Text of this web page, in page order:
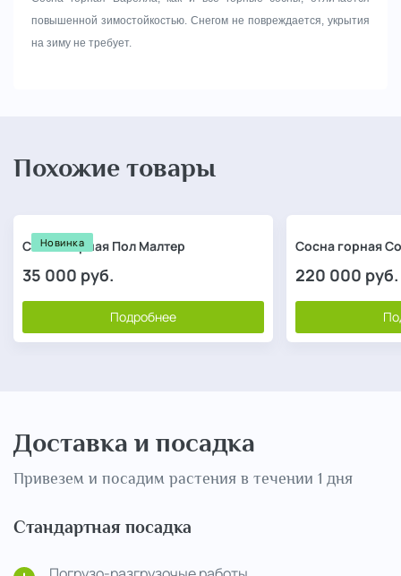
повышенной зимостойкостью. Снегом не повреждается, укрытия
на зиму не требует.
Похожие товары
Новинка
Сосна горная Пол Малтер
35 000 руб.
Подробнее
Сосна горная
220 000 руб.
Доставка и посадка
Привезем и посадим растения в течении 1 дня
Стандартная посадка